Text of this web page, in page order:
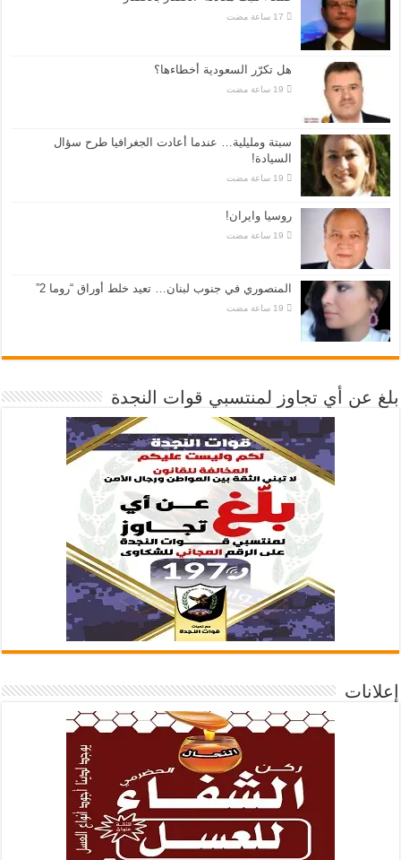
هل تكرّر السعودية أخطاءها؟
سبتة ومليلية… عندما أعادت الجغرافيا طرح سؤال
السيادة!
روسيا وايران!
المنصوري في جنوب لبنان… تعيد خلط أوراق “روما 2”
بلغ عن أي تجاوز لمنتسبي قوات النجدة
إعلانات